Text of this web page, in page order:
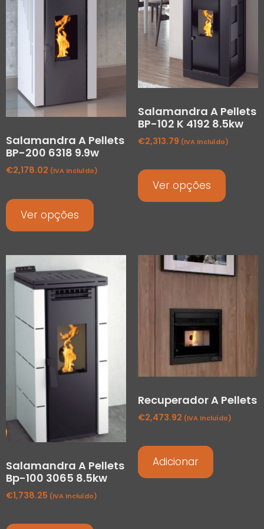
Salamandra A Pellets
BP-200 6318 9.9w
€2,178.02 (IVA Incluído)
Ver opções
Salamandra A Pellets
BP-102 K 4192 8.5kw
€2,313.79 (IVA Incluído)
Ver opções
Salamandra A Pellets
Bp-100 3065 8.5kw
€1,738.25 (IVA Incluído)
Recuperador A Pellets
€2,473.92 (IVA Incluído)
Adicionar